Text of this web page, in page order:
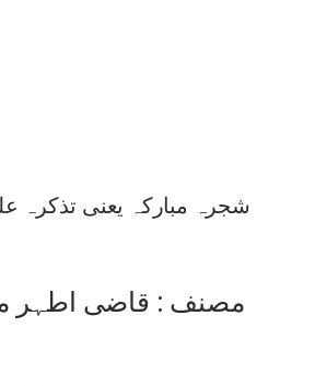
شجرہ مبارکہ یعنی تذکرہ
مصنف : قاضی اطہر